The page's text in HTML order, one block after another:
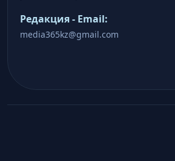
Редакция - Email:
media365kz@gmail.com